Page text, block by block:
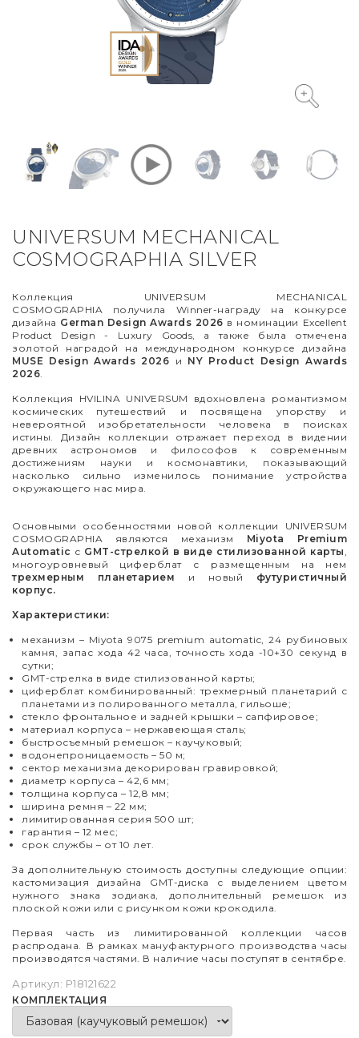
UNIVERSUM MECHANICAL
COSMOGRAPHIA SILVER
Коллекция UNIVERSUM MECHANICAL
COSMOGRAPHIA получила Winner-награду на конкурсе
дизайна German Design Awards 2026 в номинации Excellent
Product Design - Luxury Goods, а также была отмечена
золотой наградой на международном конкурсе дизайна
MUSE Design Awards 2026 и NY Product Design Awards
2026.
Коллекция HVILINA UNIVERSUM вдохновлена романтизмом
космических путешествий и посвящена упорству и
невероятной изобретательности человека в поисках
истины. Дизайн коллекции отражает переход в видении
древних астрономов и философов к современным
достижениям науки и космонавтики, показывающий
насколько сильно изменилось понимание устройства
окружающего нас мира.
Основными особенностями новой коллекции UNIVERSUM
COSMOGRAPHIA являются механизм Miyota Premium
Automatic с GMT-стрелкой в виде стилизованной карты,
многоуровневый циферблат с размещенным на нем
трехмерным планетарием и новый футуристичный
корпус.
Характеристики:
механизм – Miyota 9075 premium automatic, 24 рубиновых
камня, запас хода 42 часа, точность хода -10+30 секунд в
сутки;
GMT-стрелка в виде стилизованной карты;
циферблат комбинированный: трехмерный планетарий с
планетами из полированного металла, гильоше;
стекло фронтальное и задней крышки – сапфировое;
материал корпуса – нержавеющая сталь;
быстросъемный ремешок – каучуковый;
водонепроницаемость – 50 м;
сектор механизма декорирован гравировкой;
диаметр корпуса – 42,6 мм;
толщина корпуса – 12,8 мм;
ширина ремня – 22 мм;
лимитированная серия 500 шт;
гарантия – 12 мес;
срок службы – от 10 лет.
За дополнительную стоимость доступны следующие опции:
кастомизация дизайна GMT-диска с выделением цветом
нужного знака зодиака, дополнительный ремешок из
плоской кожи или с рисунком кожи крокодила.
Первая часть из лимитированной коллекции часов
распродана. В рамках мануфактурного производства часы
производятся частями. В наличие часы поступят в сентябре.
Артикул: P18121622
КОМПЛЕКТАЦИЯ